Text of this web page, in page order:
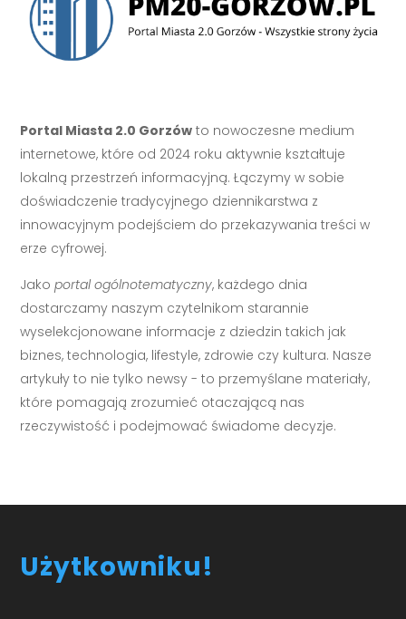
Portal Miasta 2.0 Gorzów to nowoczesne medium
internetowe, które od 2024 roku aktywnie kształtuje
lokalną przestrzeń informacyjną. Łączymy w sobie
doświadczenie tradycyjnego dziennikarstwa z
innowacyjnym podejściem do przekazywania treści w
erze cyfrowej.
Jakoportal ogólnotematyczny, każdego dnia
dostarczamy naszym czytelnikom starannie
wyselekcjonowane informacje z dziedzin takich jak
biznes, technologia, lifestyle, zdrowie czy kultura. Nasze
artykuły to nie tylko newsy - to przemyślane materiały,
które pomagają zrozumieć otaczającą nas
rzeczywistość i podejmować świadome decyzje.
Użytkowniku!